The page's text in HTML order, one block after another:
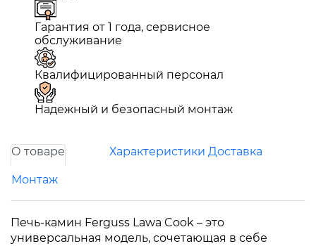
Гарантия от 1 года, сервисное
обслуживание
Квалифицированный персонал
Надежный и безопасный монтаж
О товаре Характеристики Доставка
Монтаж
Печь-камин Ferguss Lawa Cook – это
универсальная модель, сочетающая в себе